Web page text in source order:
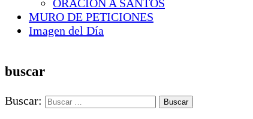
ORACION A SANTOS
MURO DE PETICIONES
Imagen del Día
buscar
Buscar: